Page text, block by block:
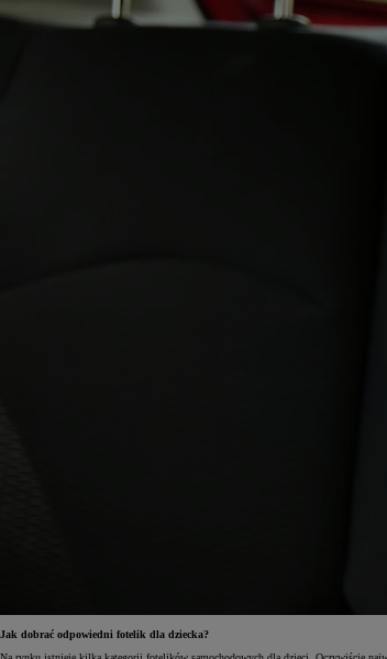
Yaris Cross
HYBRID
Jak dobrać odpowiedni fotelik dla dziecka?